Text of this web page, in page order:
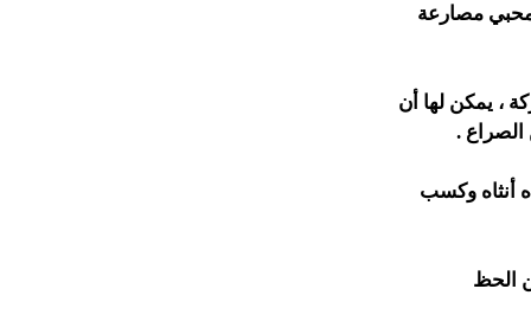
محبي مصارعة
، يمكن لها أن
الصراع .
أنثاه وكسب
الحظ